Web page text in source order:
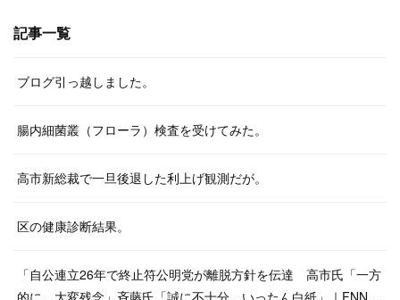
記事一覧
ブログ引っ越しました。
腸内細菌叢（フローラ）検査を受けてみた。
高市新総裁で一旦後退した利上げ観測だが。
区の健康診断結果。
「自公連立26年で終止符公明党が離脱方針を伝達 高市氏「一方
的に…大変残念」斉藤氏「誠に不十分…いったん白紙」｜FNN…